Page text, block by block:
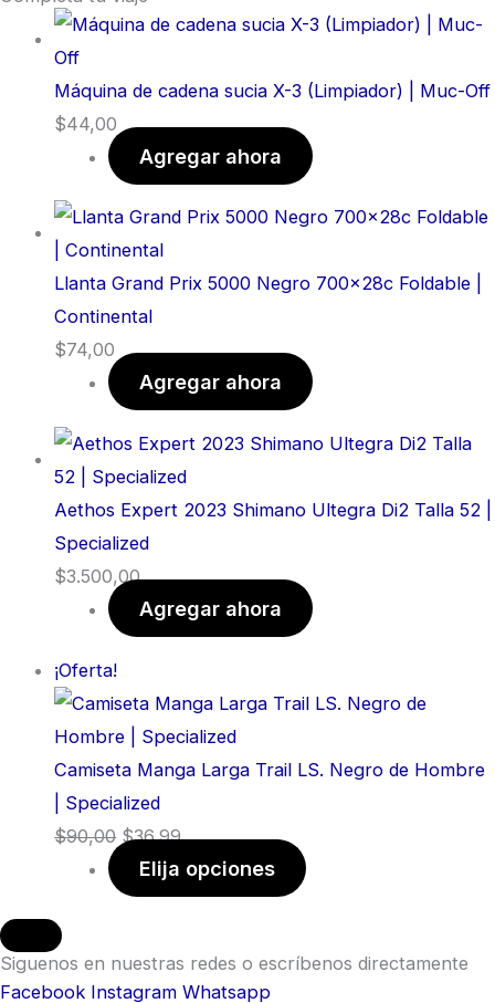
Máquina de cadena sucia X-3 (Limpiador) | Muc-Off
$44,00
Agregar ahora
Llanta Grand Prix 5000 Negro 700x28c Foldable |
Continental
$74,00
Agregar ahora
Aethos Expert 2023 Shimano Ultegra Di2 Talla 52 |
Specialized
$3.500,00
Agregar ahora
¡Oferta!
Camiseta Manga Larga Trail LS. Negro de Hombre
| Specialized
$90,00 $36,99
Elija opciones
Siguenos en nuestras redes o escríbenos directamente
Facebook Instagram Whatsapp